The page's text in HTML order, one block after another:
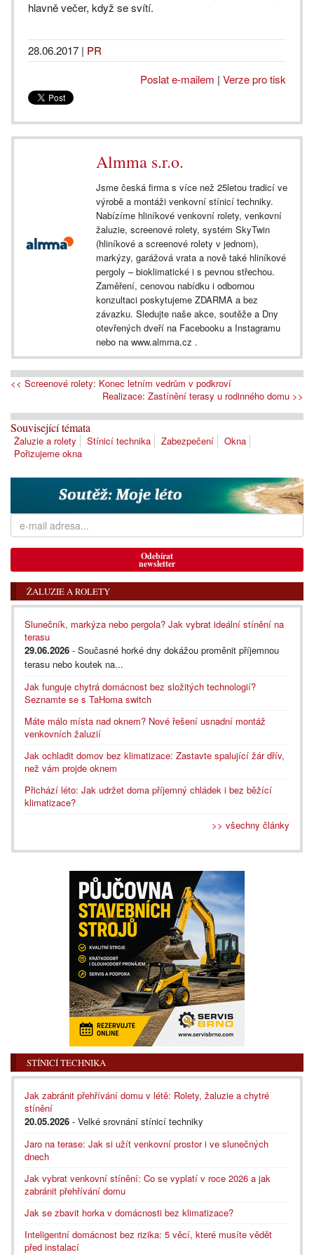
hlavně večer, když se svítí.
28.06.2017 | PR
Poslat e-mailem | Verze pro tisk
Almma s.r.o.
Jsme česká firma s více než 25letou tradicí ve
výrobě a montáži venkovní stínicí techniky.
Nabízíme hliníkové venkovní rolety, venkovní
žaluzie, screenové rolety, systém SkyTwin
(hliníkové a screenové rolety v jednom),
markýzy, garážová vrata a nově také hliníkové
pergoly – bioklimatické i s pevnou střechou.
Zaměření, cenovou nabídku i odbornou
konzultaci poskytujeme ZDARMA a bez
závazku. Sledujte naše akce, soutěže a Dny
otevřených dveří na Facebooku a Instagramu
nebo na www.almma.cz .
<< Screenové rolety: Konec letním vedrům v podkroví
Realizace: Zastínění terasy u rodinného domu >>
Související témata
Žaluzie a rolety Stínicí technika Zabezpečení
Okna
Pořizujeme okna
Odebírat
newsletter
ŽALUZIE A ROLETY
Slunečník, markýza nebo pergola? Jak vybrat ideální stínění na
terasu
29.06.2026 - Současné horké dny dokážou proměnit příjemnou
terasu nebo koutek na...
Jak funguje chytrá domácnost bez složitých technologií?
Seznamte se s TaHoma switch
Máte málo místa nad oknem? Nové řešení usnadní montáž
venkovních žaluzií
Jak ochladit domov bez klimatizace: Zastavte spalující žár dřív,
než vám projde oknem
Přichází léto: Jak udržet doma příjemný chládek i bez běžící
klimatizace?
>> všechny články
STÍNICÍ TECHNIKA
Jak zabránit přehřívání domu v létě: Rolety, žaluzie a chytré
stínění
20.05.2026 - Velké srovnání stínicí techniky
Jaro na terase: Jak si užít venkovní prostor i ve slunečných
dnech
Jak vybrat venkovní stínění: Co se vyplatí v roce 2026 a jak
zabránit přehřívání domu
Jak se zbavit horka v domácnosti bez klimatizace?
Inteligentní domácnost bez rizika: 5 věcí, které musíte vědět
před instalací